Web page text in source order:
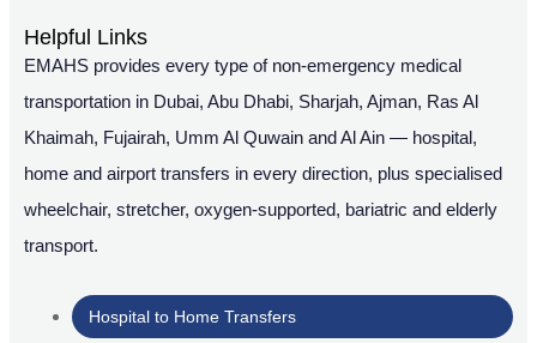
Helpful Links
EMAHS provides every type of non-emergency medical
transportation in Dubai, Abu Dhabi, Sharjah, Ajman, Ras Al
Khaimah, Fujairah, Umm Al Quwain and Al Ain — hospital,
home and airport transfers in every direction, plus specialised
wheelchair, stretcher, oxygen-supported, bariatric and elderly
transport.
Hospital to Home Transfers